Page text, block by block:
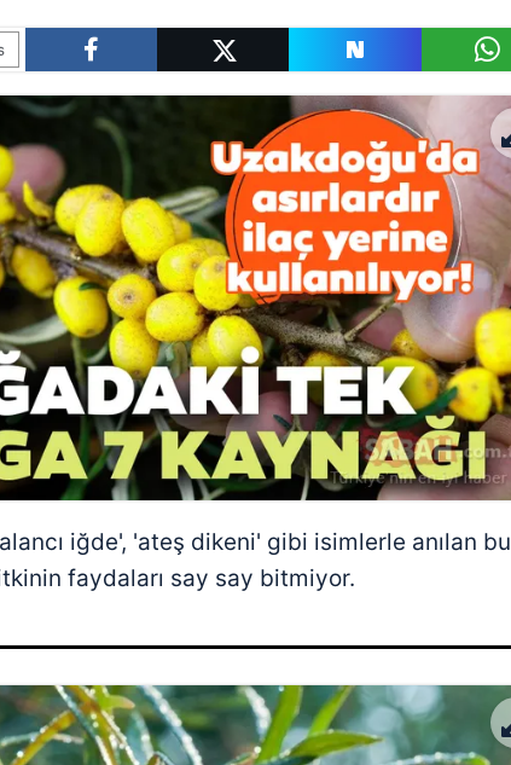
iğde', 'ateş dikeni' gibi isimlerle anılan bu
faydaları say say bitmiyor.